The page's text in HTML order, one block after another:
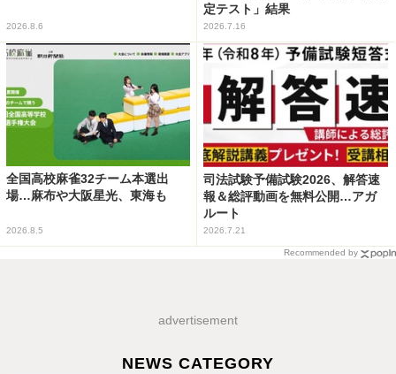
2026.8.6
定テスト」結果
2026.7.16
全国高校麻雀32チーム本選出
場…麻布や大阪星光、東海も
2026.8.5
司法試験予備試験2026、解答速
報＆総評動画を無料公開…アガ
ルート
2026.7.21
Recommended by
advertisement
NEWS CATEGORY